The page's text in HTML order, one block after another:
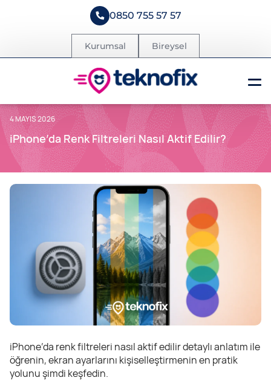
0850 755 57 57
Kurumsal Bireysel
4 MAYIS 2026
iPhone’da Renk Filtreleri Nasıl Aktif Edilir?
iPhone’da renk filtreleri nasıl aktif edilir detaylı anlatım ile
öğrenin, ekran ayarlarını kişiselleştirmenin en pratik
yolunu şimdi keşfedin.